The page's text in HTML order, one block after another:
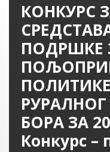
КОНКУРС
ПОДРШКЕ
РУРАЛНОГ
БОРА ЗА
Конкурс –